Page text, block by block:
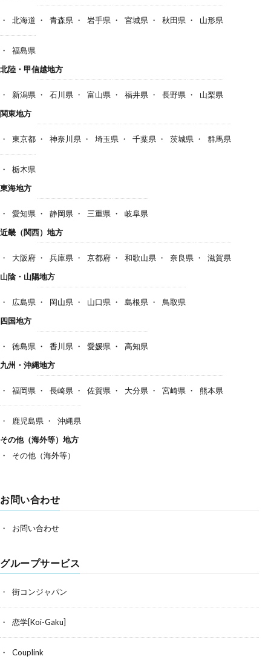
北海道 青森県 岩手県 宮城県 秋田県 山形県
福島県
北陸・甲信越地方
新潟県 石川県 富山県 福井県 長野県
山梨県
関東地方
東京都 神奈川県 埼玉県 千葉県 茨城県 群馬県
栃木県
東海地方
愛知県 静岡県 三重県
岐阜県
近畿（関西）地方
大阪府 兵庫県 京都府 和歌山県 奈良県
滋賀県
山陰・山陽地方
広島県 岡山県 山口県 島根県
鳥取県
四国地方
徳島県 香川県 愛媛県
高知県
九州・沖縄地方
福岡県 長崎県 佐賀県 大分県 宮崎県 熊本県
鹿児島県
沖縄県
その他（海外等）地方
その他（海外等）
お問い合わせ
お問い合わせ
グループサービス
街コンジャパン
恋学[Koi-Gaku]
Couplink